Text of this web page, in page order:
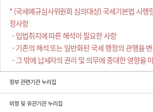
* (국세예규심사위원회 심의대상) 국세기본법 시행
정사항
- 입법취지에 따른 해석이 필요한 사항
- 기존의 해석 또는 일반화된 국세 행정의 관행을
- 그 밖에 납세자의 권리 및 의무에 중대한 영향을
정부 관련기관 누리집
외청 및 유관기관 누리집